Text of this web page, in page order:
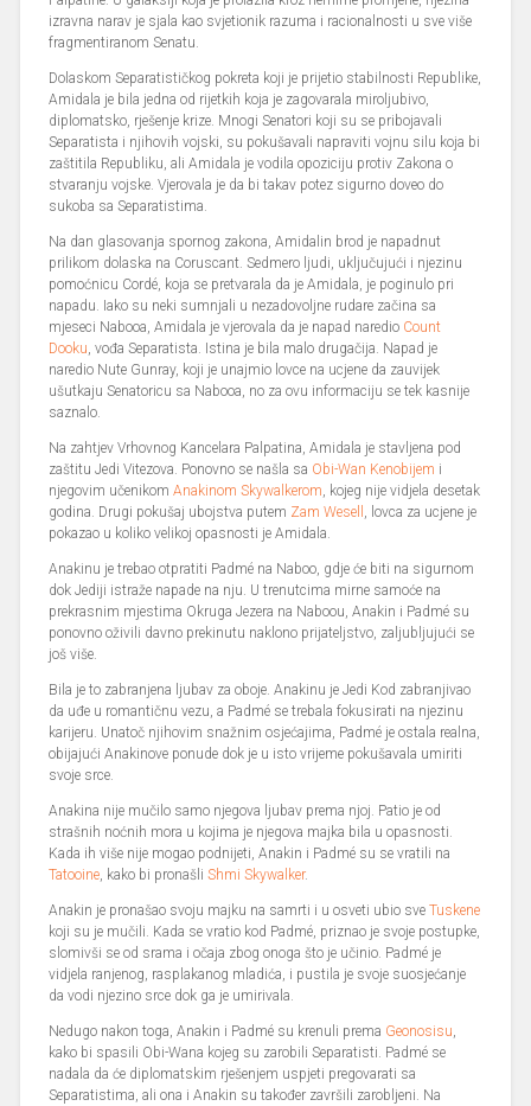
izravna narav je sjala kao svjetionik razuma i racionalnosti u sve više
fragmentiranom Senatu.
Dolaskom Separatističkog pokreta koji je prijetio stabilnosti Republike,
Amidala je bila jedna od rijetkih koja je zagovarala miroljubivo,
diplomatsko, rješenje krize. Mnogi Senatori koji su se pribojavali
Separatista i njihovih vojski, su pokušavali napraviti vojnu silu koja bi
zaštitila Republiku, ali Amidala je vodila opoziciju protiv Zakona o
stvaranju vojske. Vjerovala je da bi takav potez sigurno doveo do
sukoba sa Separatistima.
Na dan glasovanja spornog zakona, Amidalin brod je napadnut
prilikom dolaska na Coruscant. Sedmero ljudi, uključujući i njezinu
pomoćnicu Cordé, koja se pretvarala da je Amidala, je poginulo pri
napadu. Iako su neki sumnjali u nezadovoljne rudare začina sa
mjeseci Nabooa, Amidala je vjerovala da je napad naredio Count
Dooku, vođa Separatista. Istina je bila malo drugačija. Napad je
naredio Nute Gunray, koji je unajmio lovce na ucjene da zauvijek
ušutkaju Senatoricu sa Nabooa, no za ovu informaciju se tek kasnije
saznalo.
Na zahtjev Vrhovnog Kancelara Palpatina, Amidala je stavljena pod
zaštitu Jedi Vitezova. Ponovno se našla sa Obi-Wan Kenobijem i
njegovim učenikomAnakinom Skywalkerom, kojeg nije vidjela desetak
godina. Drugi pokušaj ubojstva putem Zam Wesell , lovca za ucjene je
pokazao u koliko velikoj opasnosti je Amidala.
Anakinu je trebao otpratiti Padmé na Naboo, gdje će biti na sigurnom
dok Jediji istraže napade na nju. U trenutcima mirne samoće na
prekrasnim mjestima Okruga Jezera na Naboou, Anakin i Padmé su
ponovno oživili davno prekinutu naklono prijateljstvo, zaljubljujući se
još više.
Bila je to zabranjena ljubav za oboje. Anakinu je Jedi Kod zabranjivao
da uđe u romantičnu vezu, a Padmé se trebala fokusirati na njezinu
karijeru. Unatoč njihovim snažnim osjećajima, Padmé je ostala realna,
obijajući Anakinove ponude dok je u isto vrijeme pokušavala umiriti
svoje srce.
Anakina nije mučilo samo njegova ljubav prema njoj. Patio je od
strašnih noćnih mora u kojima je njegova majka bila u opasnosti.
Kada ih više nije mogao podnijeti, Anakin i Padmé su se vratili na
Tatooine, kako bi pronašliShmi Skywalker.
Anakin je pronašao svoju majku na samrti i u osveti ubio sveTuskene
koji su je mučili. Kada se vratio kod Padmé, priznao je svoje postupke,
slomivši se od srama i očaja zbog onoga što je učinio. Padmé je
vidjela ranjenog, rasplakanog mladića, i pustila je svoje suosjećanje
da vodi njezino srce dok ga je umirivala.
Nedugo nakon toga, Anakin i Padmé su krenuli prema Geonosisu,
kako bi spasili Obi-Wana kojeg su zarobili Separatisti. Padmé se
nadala da će diplomatskim rješenjem uspjeti pregovarati sa
Separatistima, ali ona i Anakin su također završili zarobljeni. Na